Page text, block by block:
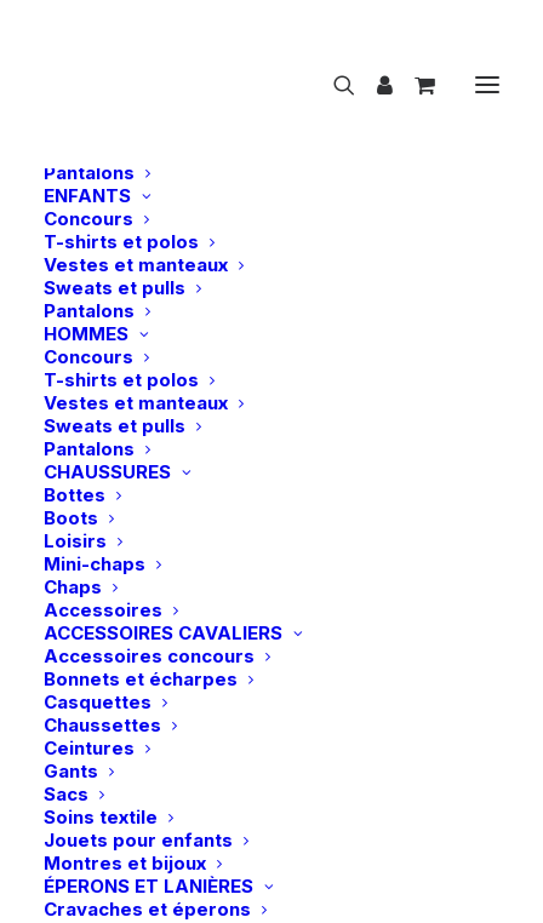
Pantalons
ENFANTS
Concours
T-shirts et polos
Vestes et manteaux
Sweats et pulls
Pantalons
HOMMES
Concours
T-shirts et polos
Vestes et manteaux
Sweats et pulls
Pantalons
CHAUSSURES
Bottes
Boots
Loisirs
Mini-chaps
Chaps
Accessoires
ACCESSOIRES CAVALIERS
Accessoires concours
Bonnets et écharpes
Casquettes
Chaussettes
Ceintures
Gants
Sacs
Soins textile
Jouets pour enfants
Montres et bijoux
ÉPERONS ET LANIÈRES
Cravaches et éperons
LeMieux | Masque anti-mouches Visor-Tek
Full – Jay Blue
LeMieux | Masque anti-mouches Visor-Tek Full – Jay